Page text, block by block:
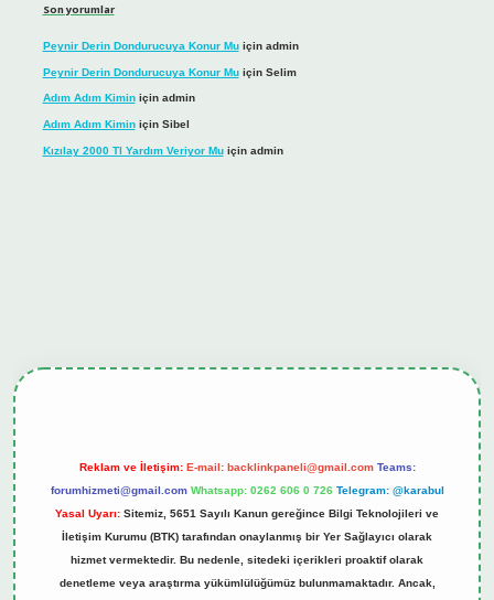
Son yorumlar
Peynir Derin Dondurucuya Konur Muiçin admin
Peynir Derin Dondurucuya Konur Muiçin Selim
Adım Adım Kiminiçin admin
Adım Adım Kiminiçin Sibel
Kızılay 2000 Tl Yardım Veriyor Muiçin admin
Reklam ve İletişim: E-mail: backlinkpaneli@gmail.com Teams:
forumhizmeti@gmail.com Whatsapp: 0262 606 0 726 Telegram: @karabul
Yasal Uyarı: Sitemiz, 5651 Sayılı Kanun gereğince Bilgi Teknolojileri ve
İletişim Kurumu (BTK) tarafından onaylanmış bir Yer Sağlayıcı olarak
hizmet vermektedir. Bu nedenle, sitedeki içerikleri proaktif olarak
denetleme veya araştırma yükümlülüğümüz bulunmamaktadır. Ancak,